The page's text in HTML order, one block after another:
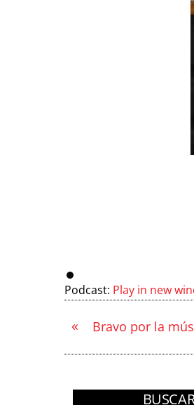
Podcast: Play in new
« Bravo por la